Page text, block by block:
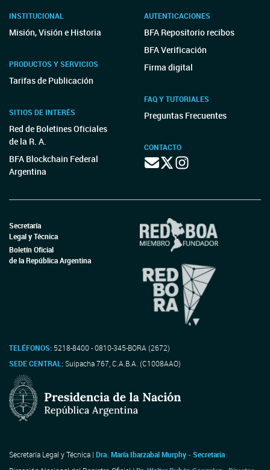
INSTITUCIONAL
Misión, Visión e Historia
PRODUCTOS Y SERVICIOS
Tarifas de Publicación
SITIOS DE INTERÉS
Red de Boletines Oficiales
de la R. A.
BFA Blockchain Federal
Argentina
AUTENTICACIONES
BFA Repositorio recibos
BFA Verificación
Firma digital
FAQ Y TUTORIALES
Preguntas Frecuentes
CONTACTO
Secretaría
Legal y Técnica
Boletín Oficial
de la República Argentina
TELÉFONOS: 5218-8400 - 0810-345-BORA (2672)
SEDE CENTRAL:Suipacha 767, C.A.B.A. (C1008AAO)
Secretaría Legal y Técnica | Dra. María Ibarzabal Murphy - Secretaria